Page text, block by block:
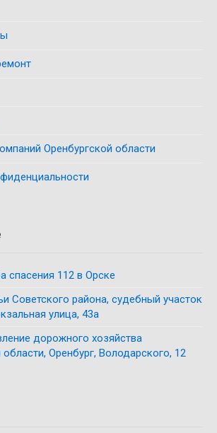
Оренбургской области
спасения 112 в Орске
Советского района, судебный участок
улица, 43а
дорожного хозяйства
Оренбург, Володарского, 12